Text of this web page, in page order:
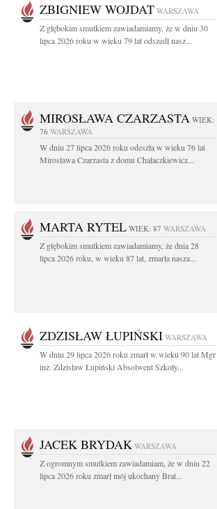
ZBIGNIEW WOJDAT WARSZAWA
Z głębokim smutkiem zawiadamiamy, że w dniu 30
lipca 2026 roku w wieku 79 lat odszedł nasz...
MIROSŁAWA CZARZASTA WIEK:
76 WARSZAWA
W dniu 27 lipca 2026 roku odeszła w wieku 76 lat
Mirosława Czarzasta z domu Chałaczkiewicz...
MARTA RYTEL WIEK: 87 WARSZAWA
Z głębokim smutkiem zawiadamiamy, że dnia 28
lipca 2026 roku, w wieku 87 lat, zmarła nasza...
ZDZISŁAW ŁUPIŃSKI WARSZAWA
W dniu 29 lipca 2026 roku zmarł w wieku 90 lat Mgr
inż. Zdzisław Łupiński Absolwent Szkoły...
JACEK BRYDAK WARSZAWA
Z ogromnym smutkiem zawiadamiam, że w dniu 22
lipca 2026 roku zmarł mój ukochany Brat...